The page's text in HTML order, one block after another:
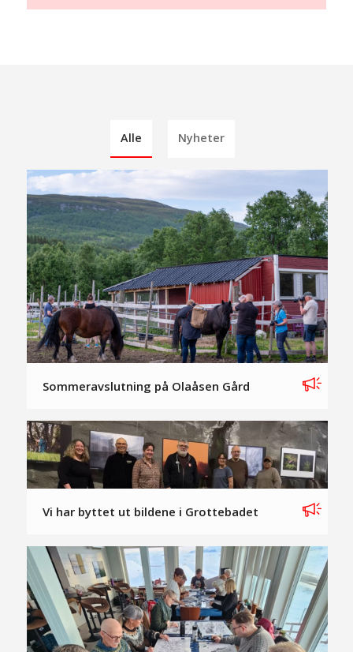
Alle Nyheter
Sommeravslutning på Olaåsen Gård
Vi har byttet ut bildene i Grottebadet